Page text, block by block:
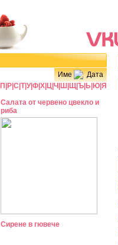
Име
Дата
П Р С Т|У|Ф Х Ц Ч Ш Щ Ъ Ь Ю Я
Салата от червено цвекло и
риба
Сирене в гювече